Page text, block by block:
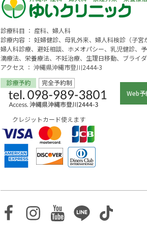
診療科目 ： 産科、婦人科
診療内容 ： 妊婦健診、母乳外来、婦人科検診（子宮
婦人科診療、避妊相談、ホメオパシー、乳児健診、
滴療法、栄養療法、不妊治療、生理日移動、ブライ
アクセス ： 沖縄県沖縄市登川2444-3
Web予
クレジットカード使えます
Facebook
Instagram
Youtube
LineTikTok